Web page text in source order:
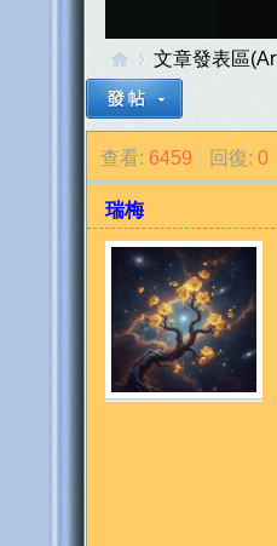
中
天
»
文章發表區
查看: 6459 回復: 0
瑞梅